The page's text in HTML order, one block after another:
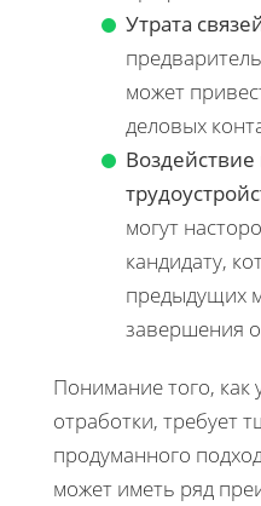
Утрата
может
деловых
могут
кандидату,
предыдущих
завершения
Понимание того, как
отработки, требует
продуманного
может иметь ряд